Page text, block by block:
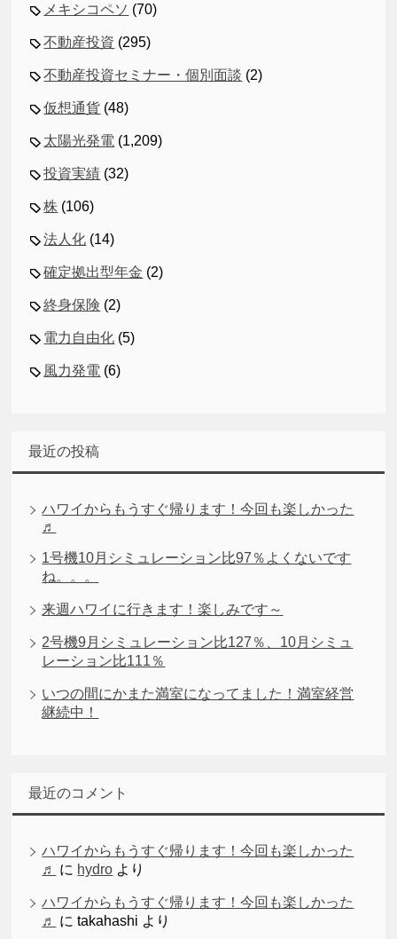
メキシコペソ (70)
不動産投資 (295)
不動産投資セミナー・個別面談 (2)
仮想通貨 (48)
太陽光発電 (1,209)
投資実績 (32)
株 (106)
法人化 (14)
確定拠出型年金 (2)
終身保険 (2)
電力自由化 (5)
風力発電 (6)
最近の投稿
ハワイからもうすぐ帰ります！今回も楽しかった
♬
1号機10月シミュレーション比97％よくないです
ね。。。
来週ハワイに行きます！楽しみです～
2号機9月シミュレーション比127％、10月シミュ
レーション比111％
いつの間にかまた満室になってました！満室経営
継続中！
最近のコメント
ハワイからもうすぐ帰ります！今回も楽しかった
♬
に hydro より
ハワイからもうすぐ帰ります！今回も楽しかった
♬
にtakahashi より